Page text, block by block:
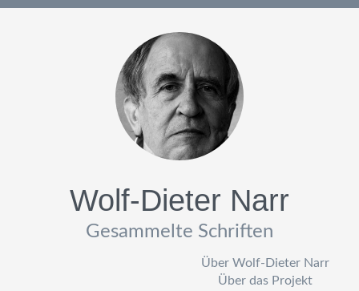
Wolf-Dieter Narr
Gesammelte Schriften
Über Wolf-Dieter Narr
Über das Projekt